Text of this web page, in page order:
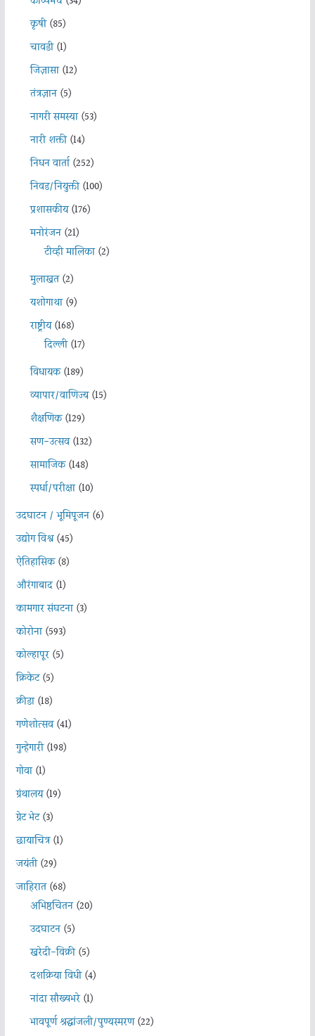
कृषी(85)
चावडी(1)
जिज्ञासा(12)
तंत्रज्ञान(5)
नागरी समस्या(53)
नारी शक्ती(14)
निधन वार्ता(252)
निवड/नियुक्ती(100)
प्रशासकीय(176)
मनोरंजन(21)
टीव्ही मालिका(2)
मुलाखत(2)
यशोगाथा(9)
राष्ट्रीय(168)
दिल्ली(17)
विधायक(189)
व्यापार/वाणिज्य(15)
शैक्षणिक(129)
सण-उत्सव(132)
सामाजिक(148)
स्पर्धा/परीक्षा(10)
उदघाटन / भूमिपूजन(6)
उद्योग विश्व(45)
ऐतिहासिक(8)
औरंगाबाद(1)
कामगार संघटना(3)
कोरोना(593)
कोल्हापूर(5)
क्रिकेट(5)
क्रीडा(18)
गणेशोत्सव(41)
गुन्हेगारी(198)
गोवा(1)
ग्रंथालय(19)
ग्रेट भेट(3)
छायाचित्र(1)
जयंती(29)
जाहिरात(68)
अभिष्ठचिंतन(20)
उदघाटन(5)
खरेदी-विक्री(5)
दशक्रिया विधी(4)
नांदा सौख्यभरे(1)
भावपूर्ण श्रद्धांजली/पुण्यस्मरण(22)